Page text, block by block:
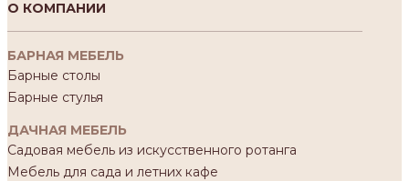
О КОМПАНИИ
БАРНАЯ МЕБЕЛЬ
Барные столы
Барные стулья
ДАЧНАЯ МЕБЕЛЬ
Садовая мебель из искусственного ротанга
Мебель для сада и летних кафе